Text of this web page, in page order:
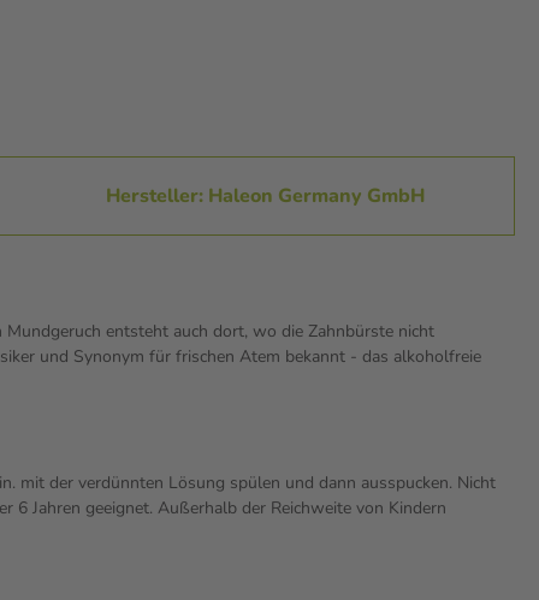
Hersteller: Haleon Germany GmbH
entsteht auch dort, wo die Zahnbürste nicht
und Synonym für frischen Atem bekannt - das alkoholfreie
mit der verdünnten Lösung spülen und dann ausspucken. Nicht
Jahren geeignet. Außerhalb der Reichweite von Kindern